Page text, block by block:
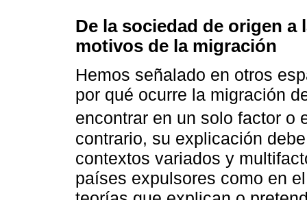
De la sociedad de origen a
motivos de la migración
Hemos señalado en otros
por qué ocurre la migración
encontrar en un solo factor o
contrario, su explicación
contextos variados y
países expulsores como en